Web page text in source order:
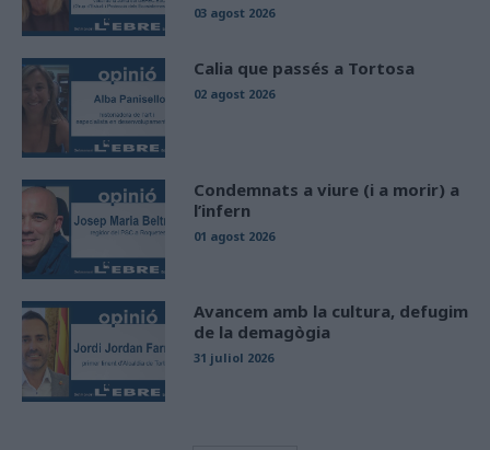
03 agost 2026
Calia que passés a Tortosa
02 agost 2026
Condemnats a viure (i a morir) a
l’infern
01 agost 2026
Avancem amb la cultura, defugim
de la demagògia
31 juliol 2026